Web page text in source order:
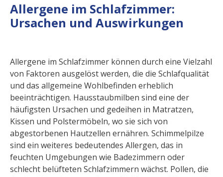
Allergene im Schlafzimmer:
Ursachen und Auswirkungen
Allergene im Schlafzimmer können durch eine Vielzahl
von Faktoren ausgelöst werden, die die Schlafqualität
und das allgemeine Wohlbefinden erheblich
beeinträchtigen. Hausstaubmilben sind eine der
häufigsten Ursachen und gedeihen in Matratzen,
Kissen und Polstermöbeln, wo sie sich von
abgestorbenen Hautzellen ernähren. Schimmelpilze
sind ein weiteres bedeutendes Allergen, das in
feuchten Umgebungen wie Badezimmern oder
schlecht belüfteten Schlafzimmern wächst. Pollen, die